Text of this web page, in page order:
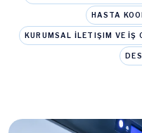
HASTA
KURUMSAL İLETIŞIM VE İŞ